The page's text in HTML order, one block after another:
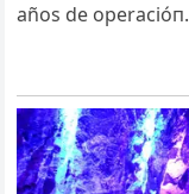
años de operacióп.